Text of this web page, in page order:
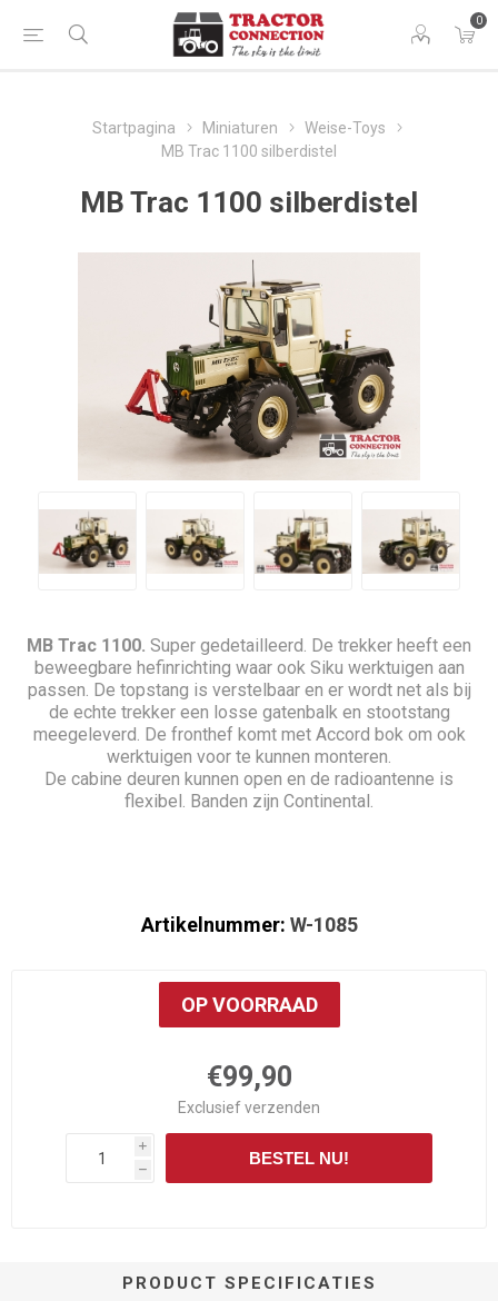
0
Startpagina Miniaturen
Weise-Toys
MB Trac 1100 silberdistel
MB Trac 1100 silberdistel
MB Trac 1100. Super gedetailleerd. De trekker heeft een
beweegbare hefinrichting waar ook Siku werktuigen aan
passen. De topstang is verstelbaar en er wordt net als bij
de echte trekker een losse gatenbalk en stootstang
meegeleverd. De fronthef komt met Accord bok om ook
werktuigen voor te kunnen monteren.
De cabine deuren kunnen open en de radioantenne is
flexibel. Banden zijn Continental.
Artikelnummer: W-1085
OP VOORRAAD
€99,90
Exclusiefverzenden
i
h
BESTEL NU!
PRODUCT SPECIFICATIES